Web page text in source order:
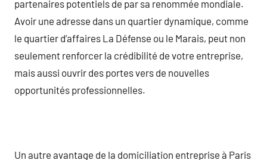
partenaires potentiels de par sa renommée mondiale.
Avoir une adresse dans un quartier dynamique, comme
le quartier d’affaires La Défense ou le Marais, peut non
seulement renforcer la crédibilité de votre entreprise,
mais aussi ouvrir des portes vers de nouvelles
opportunités professionnelles.
Un autre avantage de la domiciliation entreprise à Paris